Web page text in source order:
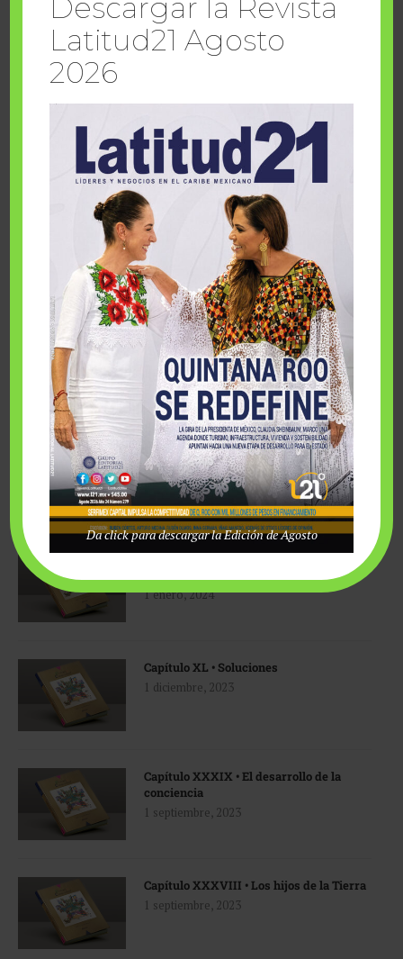
sábado, agosto 8 2026
LIBRO ECOLOGÍA Y ESPIRITUALIDAD
Epílogo • Fundación Comparte Desarrollo
1 enero, 2024
Capítulo XL • Soluciones
1 diciembre, 2023
Capítulo XXXIX • El desarrollo de la
conciencia
1 septiembre, 2023
Capítulo XXXVIII • Los hijos de la Tierra
1 septiembre, 2023
Descargar la Revista
Latitud21 Agosto
2026
Da click para descargar la Edición de Agosto